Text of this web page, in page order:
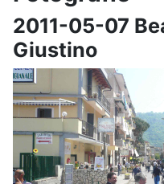
2011-05-07
Giustino